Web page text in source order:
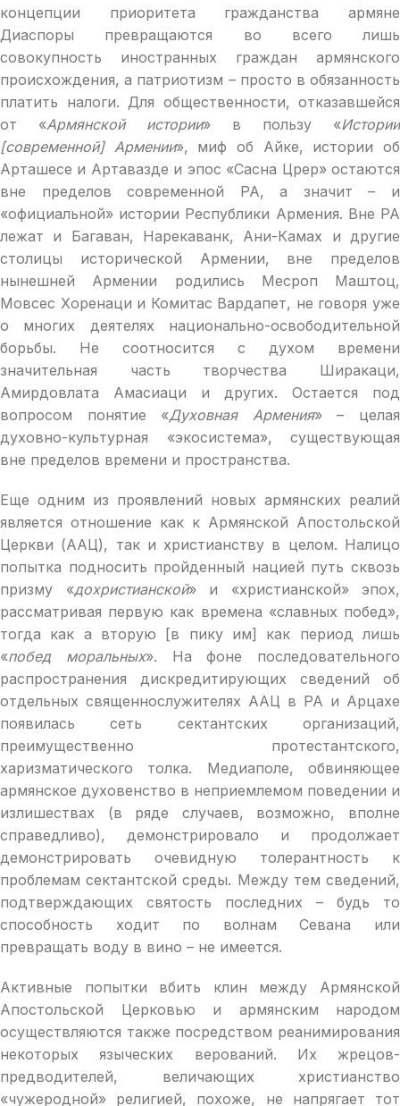
концепции приоритета гражданства армяне
Диаспоры превращаются во всего лишь
совокупность иностранных граждан армянского
происхождения, а патриотизм – просто в обязанность
платить налоги. Для общественности, отказавшейся
от «Армянской истории» в пользу «Истории
[современной] Армении», миф об Айке, истории об
Арташесе и Артавазде и эпос «Сасна Црер» остаются
вне пределов современной РА, а значит – и
«официальной» истории Республики Армения. Вне РА
лежат и Багаван, Нарекаванк, Ани-Камах и другие
столицы исторической Армении, вне пределов
нынешней Армении родились Месроп Маштоц,
Мовсес Хоренаци и Комитас Вардапет, не говоря уже
о многих деятелях национально-освободительной
борьбы. Не соотносится с духом времени
значительная часть творчества Ширакаци,
Амирдовлата Амасиаци и других. Остается под
вопросом понятие «Духовная Армения» – целая
духовно-культурная «экосистема», существующая
вне пределов времени и пространства.
Еще одним из проявлений новых армянских реалий
является отношение как к Армянской Апостольской
Церкви (ААЦ), так и христианству в целом. Налицо
попытка подносить пройденный нацией путь сквозь
призму «дохристианской» и «христианской» эпох,
рассматривая первую как времена «славных побед»,
тогда как а вторую [в пику им] как период лишь
«побед моральных». На фоне последовательного
распространения дискредитирующих сведений об
отдельных священнослужителях ААЦ в РА и Арцахе
появилась сеть сектантских организаций,
преимущественно протестантского,
харизматического толка. Медиаполе, обвиняющее
армянское духовенство в неприемлемом поведении и
излишествах (в ряде случаев, возможно, вполне
справедливо), демонстрировало и продолжает
демонстрировать очевидную толерантность к
проблемам сектантской среды. Между тем сведений,
подтверждающих святость последних – будь то
способность ходит по волнам Севана или
превращать воду в вино – не имеется.
Активные попытки вбить клин между Армянской
Апостольской Церковью и армянским народом
осуществляются также посредством реанимирования
некоторых языческих верований. Их жрецов-
предводителей, величающих христианство
«чужеродной» религией, похоже, не напрягает тот